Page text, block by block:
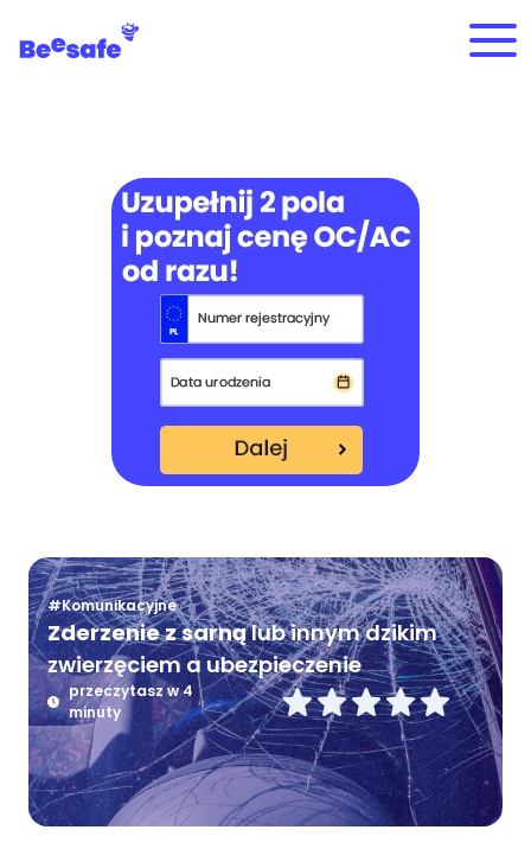
#Komunikacyjne
Zderzenie z sarnąlub innym dzikim
zwierzęciem a ubezpieczenie
przeczytasz w 4
minuty